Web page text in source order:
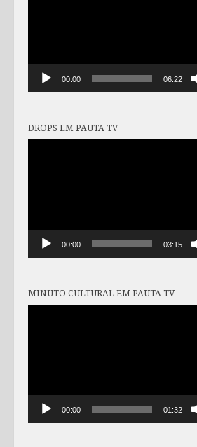
00:00 06:22
DROPS EM PAUTA TV
00:00 03:15
MINUTO CULTURAL EM PAUTA TV
00:00 01:32